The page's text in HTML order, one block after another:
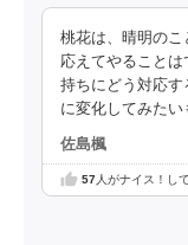
桃花は、晴明の
応えてやること
持ちにどう対応す
に変化してみたい
佐島楓
57人がナイス！し